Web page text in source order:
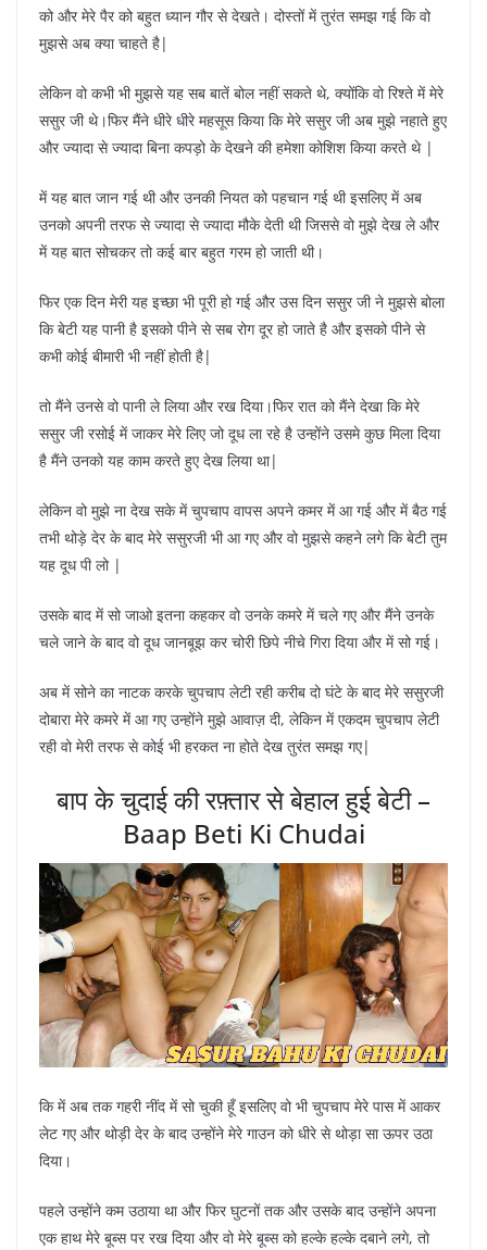
को और मेरे पैर को बहुत ध्यान गौर से देखते। दोस्तों में तुरंत समझ गई कि वो
मुझसे अब क्या चाहते है|
लेकिन वो कभी भी मुझसे यह सब बातें बोल नहीं सकते थे, क्योंकि वो रिश्ते में मेरे
ससुर जी थे।फिर मैंने धीरे धीरे महसूस किया कि मेरे ससुर जी अब मुझे नहाते हुए
और ज्यादा से ज्यादा बिना कपड़ो के देखने की हमेशा कोशिश किया करते थे |
में यह बात जान गई थी और उनकी नियत को पहचान गई थी इसलिए में अब
उनको अपनी तरफ से ज्यादा से ज्यादा मौके देती थी जिससे वो मुझे देख ले और
में यह बात सोचकर तो कई बार बहुत गरम हो जाती थी।
फिर एक दिन मेरी यह इच्छा भी पूरी हो गई और उस दिन ससुर जी ने मुझसे बोला
कि बेटी यह पानी है इसको पीने से सब रोग दूर हो जाते है और इसको पीने से
कभी कोई बीमारी भी नहीं होती है|
तो मैंने उनसे वो पानी ले लिया और रख दिया।फिर रात को मैंने देखा कि मेरे
ससुर जी रसोई में जाकर मेरे लिए जो दूध ला रहे है उन्होंने उसमे कुछ मिला दिया
है मैंने उनको यह काम करते हुए देख लिया था|
लेकिन वो मुझे ना देख सके में चुपचाप वापस अपने कमर में आ गई और में बैठ गई
तभी थोड़े देर के बाद मेरे ससुरजी भी आ गए और वो मुझसे कहने लगे कि बेटी तुम
यह दूध पी लो |
उसके बाद में सो जाओ इतना कहकर वो उनके कमरे में चले गए और मैंने उनके
चले जाने के बाद वो दूध जानबूझ कर चोरी छिपे नीचे गिरा दिया और में सो गई।
अब में सोने का नाटक करके चुपचाप लेटी रही करीब दो घंटे के बाद मेरे ससुरजी
दोबारा मेरे कमरे में आ गए उन्होंने मुझे आवाज़ दी, लेकिन में एकदम चुपचाप लेटी
रही वो मेरी तरफ से कोई भी हरकत ना होते देख तुरंत समझ गए|
बाप के चुदाई की रफ़्तार से बेहाल हुई बेटी –
Baap Beti Ki Chudai
कि में अब तक गहरी नींद में सो चुकी हूँ इसलिए वो भी चुपचाप मेरे पास में आकर
लेट गए और थोड़ी देर के बाद उन्होंने मेरे गाउन को धीरे से थोड़ा सा ऊपर उठा
दिया।
पहले उन्होंने कम उठाया था और फिर घुटनों तक और उसके बाद उन्होंने अपना
एक हाथ मेरे बूब्स पर रख दिया और वो मेरे बूब्स को हल्के हल्के दबाने लगे, तो